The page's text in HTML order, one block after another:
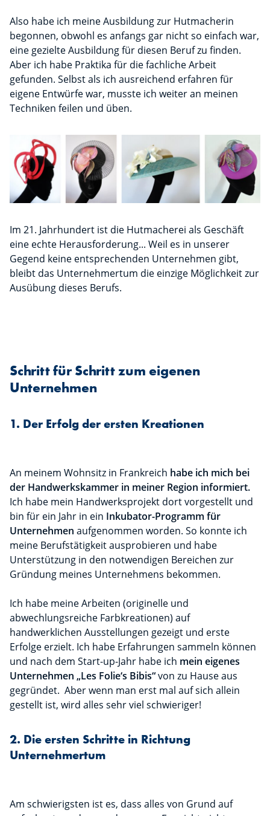
Also habe ich meine Ausbildung zur Hutmacherin
begonnen, obwohl es anfangs gar nicht so einfach war,
eine gezielte Ausbildung für diesen Beruf zu finden.
Aber ich habe Praktika für die fachliche Arbeit
gefunden. Selbst als ich ausreichend erfahren für
eigene Entwürfe war, musste ich weiter an meinen
Techniken feilen und üben.
Im 21. Jahrhundert ist die Hutmacherei als Geschäft
eine echte Herausforderung... Weil es in unserer
Gegend keine entsprechenden Unternehmen gibt,
bleibt das Unternehmertum die einzige Möglichkeit zur
Ausübung dieses Berufs.
Schritt für Schritt zum eigenen
Unternehmen
1. Der Erfolg der ersten Kreationen
An meinem Wohnsitz in Frankreich habe ich mich bei
der Handwerkskammer in meiner Region informiert.
Ich habe mein Handwerksprojekt dort vorgestellt und
bin für ein Jahr in ein Inkubator-Programm für
Unternehmen aufgenommen worden. So konnte ich
meine Berufstätigkeit ausprobieren und habe
Unterstützung in den notwendigen Bereichen zur
Gründung meines Unternehmens bekommen.
Ich habe meine Arbeiten (originelle und
abwechlungsreiche Farbkreationen) auf
handwerklichen Ausstellungen gezeigt und erste
Erfolge erzielt. Ich habe Erfahrungen sammeln können
und nach dem Start-up-Jahr habe ich mein eigenes
Unternehmen „Les Folie‘s Bibis“von zu Hause aus
gegründet. Aber wenn man erst mal auf sich allein
gestellt ist, wird alles sehr viel schwieriger!
2. Die ersten Schritte in Richtung
Unternehmertum
Am schwierigsten ist es, dass alles von Grund auf